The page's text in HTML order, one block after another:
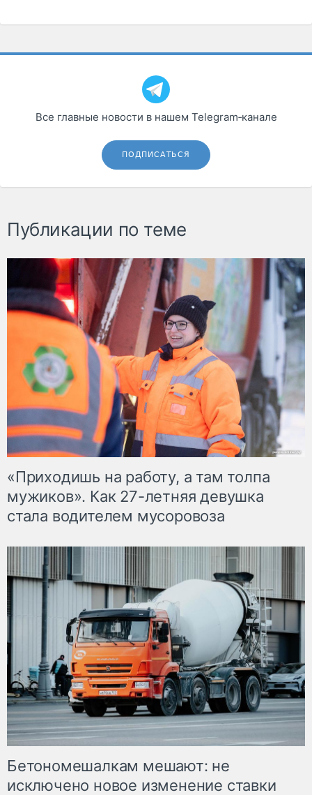
Все главные новости в нашем Telegram‑канале
ПОДПИСАТЬСЯ
Публикации по теме
«Приходишь на работу, а там толпа
мужиков». Как 27-летняя девушка
стала водителем мусоровоза
Бетономешалкам мешают: не
исключено новое изменение ставки